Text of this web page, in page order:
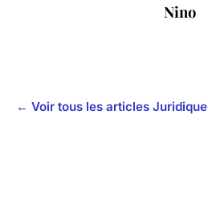
Nino
← Voir tous les articles Juridique